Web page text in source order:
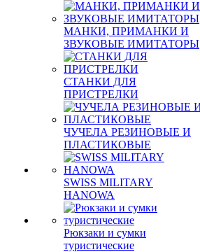
МАНКИ, ПРИМАНКИ И
ЗВУКОВЫЕ ИМИТАТОРЫ
СТАНКИ ДЛЯ
ПРИСТРЕЛКИ
ЧУЧЕЛА РЕЗИНОВЫЕ И
ПЛАСТИКОВЫЕ
SWISS MILITARY
HANOWA
Рюкзаки и сумки
туристические